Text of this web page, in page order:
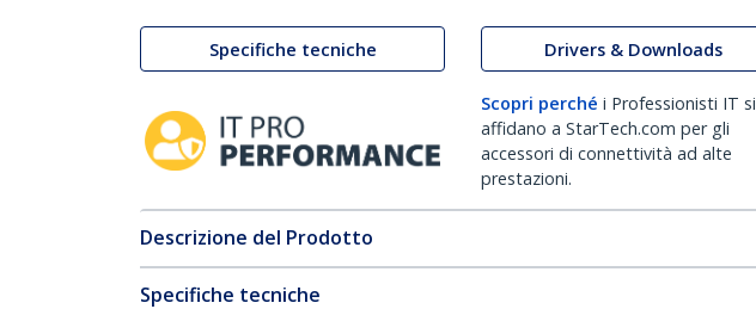
Specifiche tecniche Drivers & Downloads
Scopri perché i Professionisti IT si
affidano a StarTech.com per gli
accessori di connettività ad alte
prestazioni.
Descrizione del Prodotto
Specifiche tecniche